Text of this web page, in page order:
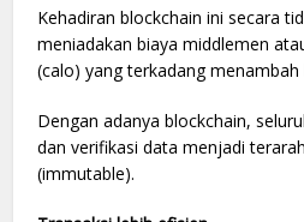
Kehadiran blockchain ini secara
meniadakan biaya middlemen
(calo) yang terkadang menambah
Dengan adanya blockchain,
dan verifikasi data menjadi
(immutable).